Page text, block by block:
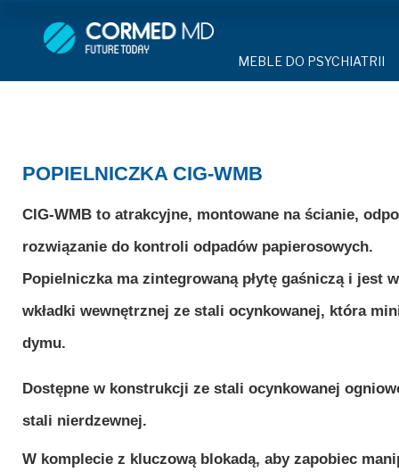
MEBLE DO PSYCHIATRII
DOSTAWKA SZPITALNA
KRZESŁA
SZAFY UBRANIOWE
SZAFKI PRZYŁÓŻKOWE
DRZWI I OKNA DO
OSŁONA GRZEJNIKA
MEBLE DO PSYCHIATRII
STOŁY
SZAFY UBRANIOWE Z LAMINATU
MEBLE WIĘZIENNE
MASKA
BODYFIX
POPIELNICZKA CIG-WMB
CIG-WMB to atrakcyjne, montowane na ścianie,
rozwiązanie do kontroli odpadów papierosowych.
Popielniczka ma zintegrowaną płytę gaśniczą i jest
wkładki wewnętrznej ze stali ocynkowanej, która
dymu.
Dostępne w konstrukcji ze stali ocynkowanej
stali nierdzewnej.
W komplecie z kluczową blokadą, aby zapobiec